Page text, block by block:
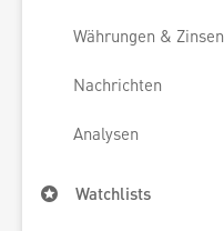
Währungen & Zinsen
Nachrichten
Analysen
Watchlists